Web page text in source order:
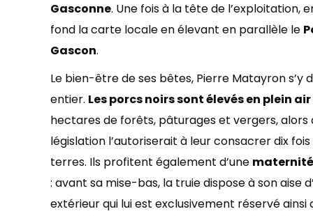
Gasconne. Une fois à la tête de l’exploitation,
fond la carte locale en élevant en parallèle le
Gascon.
Le bien-être de ses bêtes, Pierre Matayron s’y
entier. Les porcs noirs sont élevés en plein air
hectares de forêts, pâturages et vergers, alors
législation l’autoriserait à leur consacrer dix
terres. Ils profitent également d’une
: avant sa mise-bas, la truie dispose à son aise
extérieur qui lui est exclusivement réservé ainsi